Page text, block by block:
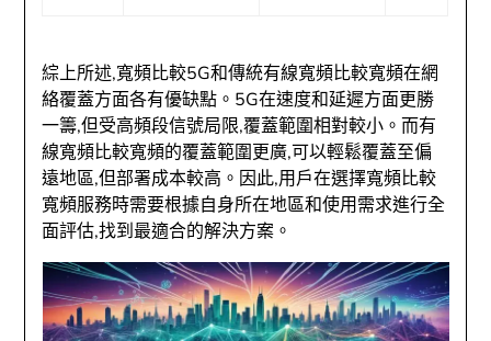
綜上所述,寬頻比較5G和傳統有線寬頻比較寬頻在網
絡覆蓋方面各有優缺點。5G在速度和延遲方面更勝
一籌,但受高頻段信號局限,覆蓋範圍相對較小。而有
線寬頻比較寬頻的覆蓋範圍更廣,可以輕鬆覆蓋至偏
遠地區,但部署成本較高。因此,用戶在選擇寬頻比較
寬頻服務時需要根據自身所在地區和使用需求進行全
面評估,找到最適合的解決方案。